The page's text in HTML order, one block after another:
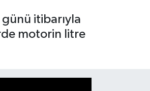
itibarıyla
motorin litre